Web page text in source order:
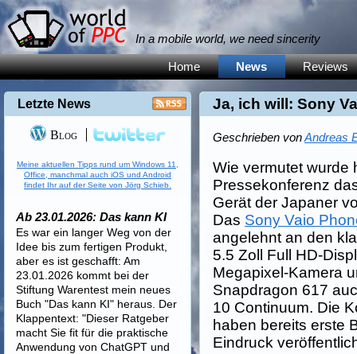
In a mobile world, we need sincerity
Home News Reviews
Ja, ich will: Sony
Geschrieben vonAndreas
Wie vermutet wurde
Pressekonferenz
Gerät der Japaner
Das Sony Vaio
angelehnt an den
5.5 Zoll Full HD-
Megapixel-Kamera
Snapdragon 617
10 Continuum. Die
haben bereits erste
Eindruck
Letzte News
Blog
Meine aktuellen Tipps rund um Windows 11,
Office, manchmal auch iOS und Android
findet Ihr auf der Seite von Jörg Schieb.
Ab 23.01.2026: Das kann KI
Es war ein langer Weg von der
Idee bis zum fertigen Produkt,
aber es ist geschafft: Am
23.01.2026 kommt bei der
Stiftung Warentest mein neues
Buch "Das kann KI" heraus. Der
Klappentext: "Dieser Ratgeber
macht Sie fit für die praktische
Anwendung von ChatGPT und